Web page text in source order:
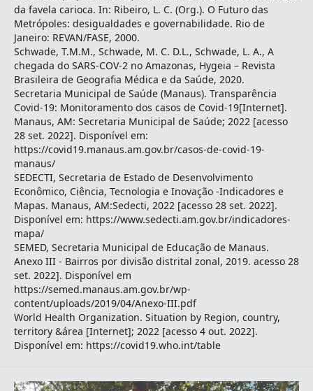
da favela carioca. In: Ribeiro, L. C. (Org.). O Futuro das
Metrópoles: desigualdades e governabilidade. Rio de
Janeiro: REVAN/FASE, 2000.
Schwade, T.M.M., Schwade, M. C. D.L., Schwade, L. A., A
chegada do SARS-COV-2 no Amazonas, Hygeia – Revista
Brasileira de Geografia Médica e da Saúde, 2020.
Secretaria Municipal de Saúde (Manaus). Transparência
Covid-19: Monitoramento dos casos de Covid-19[Internet].
Manaus, AM: Secretaria Municipal de Saúde; 2022 [acesso
28 set. 2022]. Disponível em:
https://covid19.manaus.am.gov.br/casos-de-covid-19-
manaus/
SEDECTI, Secretaria de Estado de Desenvolvimento
Econômico, Ciência, Tecnologia e Inovação -Indicadores e
Mapas. Manaus, AM:Sedecti, 2022 [acesso 28 set. 2022].
Disponível em: https://www.sedecti.am.gov.br/indicadores-
mapa/
SEMED, Secretaria Municipal de Educação de Manaus.
Anexo III - Bairros por divisão distrital zonal, 2019. acesso 28
set. 2022]. Disponível em
https://semed.manaus.am.gov.br/wp-
content/uploads/2019/04/Anexo-III.pdf
World Health Organization. Situation by Region, country,
territory &área [Internet]; 2022 [acesso 4 out. 2022].
Disponível em: https://covid19.who.int/table